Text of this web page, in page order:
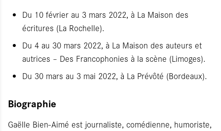
Du 10 février au 3 mars 2022, à La Maison des
écritures (La Rochelle).
Du 4 au 30 mars 2022, à La Maison des auteurs et
autrices – Des Francophonies à la scène (Limoges).
Du 30 mars au 3 mai 2022, à La Prévôté (Bordeaux).
Biographie
Gaëlle Bien-Aimé est journaliste, comédienne, humoriste,